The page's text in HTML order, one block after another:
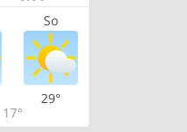
So
17°
29°